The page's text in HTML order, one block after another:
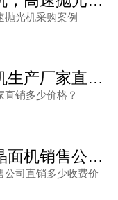
抛光机采购案例
便携式打磨抛光机生产厂家直销多少价格？
销多少价格？
混凝土异形抛光晶面机销售公司直销多少收费价格？
公司直销多少收费价